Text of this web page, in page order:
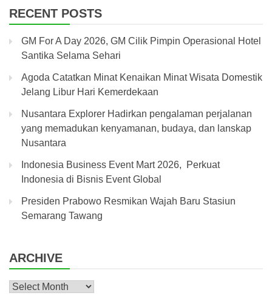
RECENT POSTS
GM For A Day 2026, GM Cilik Pimpin Operasional Hotel
Santika Selama Sehari
Agoda Catatkan Minat Kenaikan Minat Wisata Domestik
Jelang Libur Hari Kemerdekaan
Nusantara Explorer Hadirkan pengalaman perjalanan
yang memadukan kenyamanan, budaya, dan lanskap
Nusantara
Indonesia Business Event Mart 2026, Perkuat
Indonesia di Bisnis Event Global
Presiden Prabowo Resmikan Wajah Baru Stasiun
Semarang Tawang
ARCHIVE
Archive